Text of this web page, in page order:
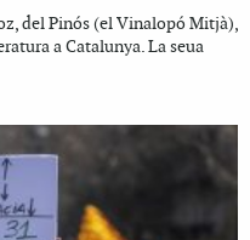
del Pinós (el Vinalopó Mitjà),
a Catalunya. La seua